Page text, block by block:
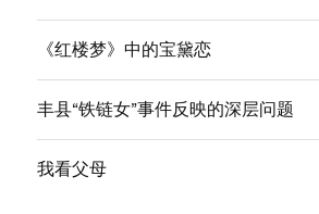
《红楼梦》中的宝黛恋
丰县“铁链女”事件反映的深层问题
我看父母